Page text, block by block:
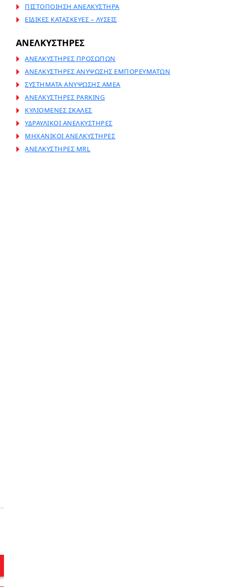
ΠΙΣΤΟΠΟΙΗΣΗ ΑΝΕΛΚΥΣΤΗΡΑ
ΕΙΔΙΚΕΣ ΚΑΤΑΣΚΕΥΕΣ – ΛΥΣΕΙΣ
ΑΝΕΛΚΥΣΤΗΡΕΣ
ΑΝΕΛΚΥΣΤΗΡΕΣ ΠΡΟΣΩΠΩΝ
ΑΝΕΛΚΥΣΤΗΡΕΣ ΑΝΥΨΩΣΗΣ ΕΜΠΟΡΕΥΜΑΤΩΝ
ΣΥΣΤΗΜΑΤΑ ΑΝΥΨΩΣΗΣ ΑΜΕΑ
ΑΝΕΛΚΥΣΤΗΡΕΣ PARKING
ΚΥΛΙΟΜΕΝΕΣ ΣΚΑΛΕΣ
ΥΔΡΑΥΛΙΚΟΙ ΑΝΕΛΚΥΣΤΗΡΕΣ
ΜΗΧΑΝΙΚΟΙ ΑΝΕΛΚΥΣΤΗΡΕΣ
ΑΝΕΛΚΥΣΤΗΡΕΣ MRL